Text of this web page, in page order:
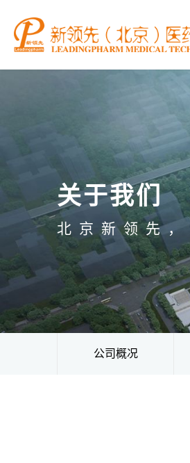
关于我们
北京新领先
公司概况